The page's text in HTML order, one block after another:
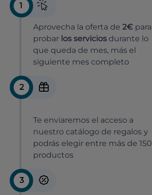
1
Aprovecha la oferta de 2€ para
probar los servicios durante lo
que queda de mes, más el
siguiente mes completo
2
Te enviaremos el acceso a
nuestro catálogo de regalos y
podrás elegir entre más de 150
productos
3